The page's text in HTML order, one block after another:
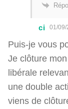
ci 01/
Puis-je vous
Je clôture
libérale
une double
viens de